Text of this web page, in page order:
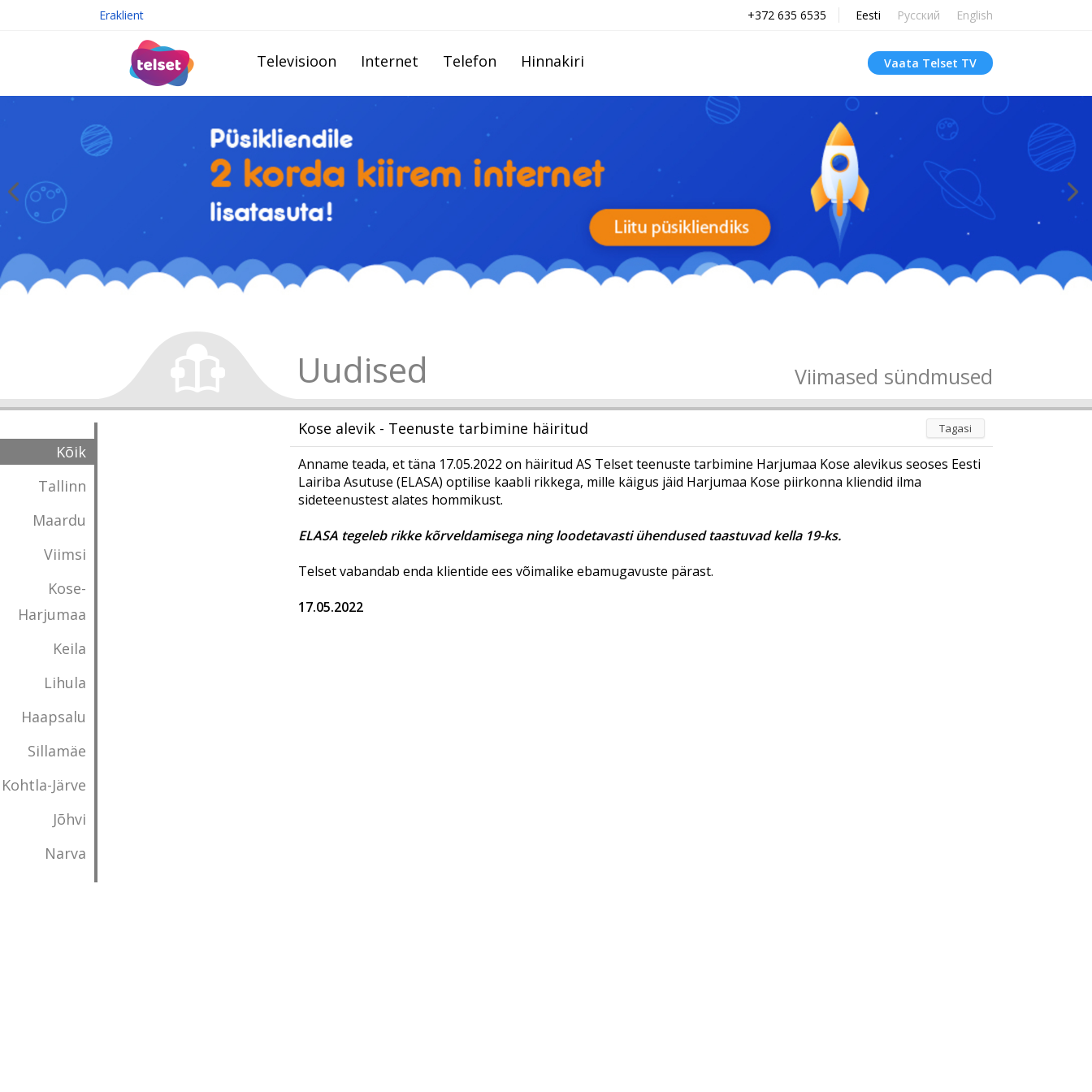
Eraklient +372 635 6535 Eesti Русский English
Televisioon Internet Telefon Hinnakiri Vaata Telset TV
Uudised Viimased sündmused
Kõik
Tallinn
Maardu
Viimsi
Kose-
Harjumaa
Keila
Lihula
Haapsalu
Sillamäe
Kohtla-Järve
Jõhvi
Narva
Kose alevik - Teenuste tarbimine häiritud Tagasi
Anname teada, et täna 17.05.2022 on häiritud AS Telset teenuste tarbimine Harjumaa Kose alevikus seoses Eesti
Lairiba Asutuse (ELASA) optilise kaabli rikkega, mille käigus jäid Harjumaa Kose piirkonna kliendid ilma
sideteenustest alates hommikust.
ELASA tegeleb rikke kõrveldamisega ning loodetavasti ühendused taastuvad kella 19-ks.
Telset vabandab enda klientide ees võimalike ebamugavuste pärast.
17.05.2022